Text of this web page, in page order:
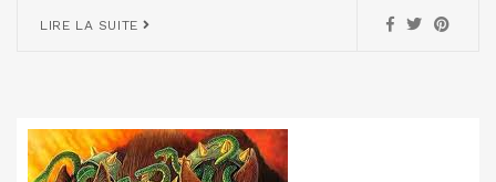
LIRE LA SUITE